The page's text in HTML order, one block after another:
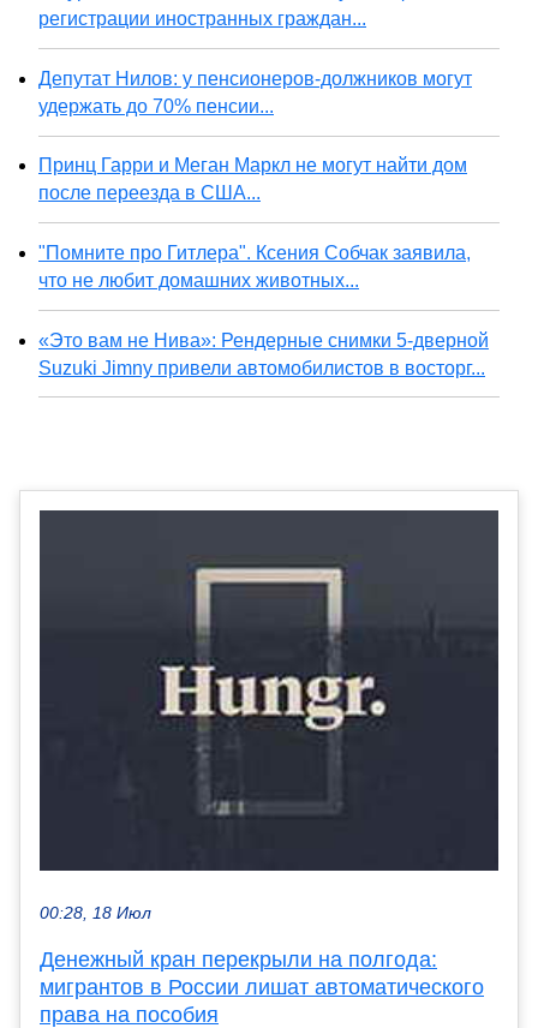
регистрации иностранных граждан...
Депутат Нилов: у пенсионеров-должников могут
удержать до 70% пенсии...
Принц Гарри и Меган Маркл не могут найти дом
после переезда в США...
"Помните про Гитлера". Ксения Собчак заявила,
что не любит домашних животных...
«Это вам не Нива»: Рендерные снимки 5-дверной
Suzuki Jimny привели автомобилистов в восторг...
00:28, 18 Июл
Денежный кран перекрыли на полгода:
мигрантов в России лишат автоматического
права на пособия